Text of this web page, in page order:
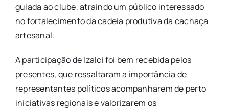
guiada ao clube, atraindo um público interessado
no fortalecimento da cadeia produtiva da cachaça
artesanal.
A participação de Izalci foi bem recebida pelos
presentes, que ressaltaram a importância de
representantes políticos acompanharem de perto
iniciativas regionais e valorizarem os